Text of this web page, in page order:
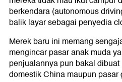
berkendara (autonomous
balik layar sebagai penyedia
Merek baru ini memang
mengincar pasar anak muda
penjualannya pun bakal
domestik China maupun pasar